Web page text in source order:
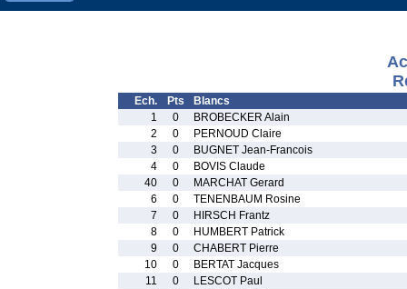
Ech. Pts
Blancs
1
0
BROBECKER Alain
2
0
PERNOUD Claire
3
0
BUGNET Jean-Francois
4
0
BOVIS Claude
40
0
MARCHAT Gerard
6
0
TENENBAUM Rosine
7
0
HIRSCH Frantz
8
0
HUMBERT Patrick
9
0
CHABERT Pierre
10
0
BERTAT Jacques
11
0
LESCOT Paul